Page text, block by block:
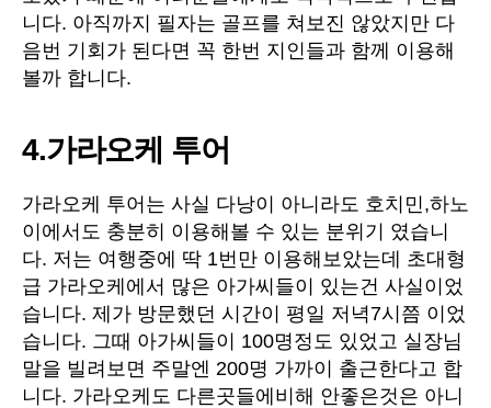
니다. 아직까지 필자는 골프를 쳐보진 않았지만 다
음번 기회가 된다면 꼭 한번 지인들과 함께 이용해
볼까 합니다.
4.가라오케 투어
가라오케 투어는 사실 다낭이 아니라도 호치민,하노
이에서도 충분히 이용해볼 수 있는 분위기 였습니
다. 저는 여행중에 딱 1번만 이용해보았는데 초대형
급 가라오케에서 많은 아가씨들이 있는건 사실이었
습니다. 제가 방문했던 시간이 평일 저녁7시쯤 이었
습니다. 그때 아가씨들이 100명정도 있었고 실장님
말을 빌려보면 주말엔 200명 가까이 출근한다고 합
니다. 가라오케도 다른곳들에비해 안좋은것은 아니